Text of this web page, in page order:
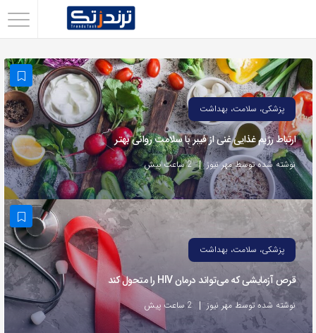
با
استفاده
از
روش‌های
زیر
می‌توانید
این
صفحه
را
با
دوستان
خود
به
پزشکی، سلامت، بهداشت
ارتباط رژیم غذایی غنی از فیبر با سلامت روانی بهتر
نوشته شده توسط مهر نیوز 2 ساعت پیش
پزشکی، سلامت، بهداشت
قرص آزمایشی که می‌تواند درمان HIV را متحول کند
نوشته شده توسط مهر نیوز 2 ساعت پیش